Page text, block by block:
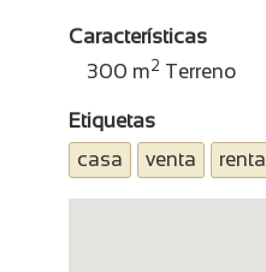
Características
300 m2 Terreno
Etiquetas
casa
venta renta